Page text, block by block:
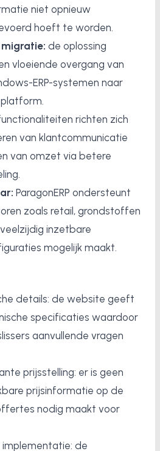
niet opnieuw
hoeft te worden.
de oplossing
vloeiende overgang van
ERP-systemen naar
richten zich
van klantcommunicatie
van omzet via betere
ParagonERP ondersteunt
zoals retail, grondstoffen
inzetbare
mogelijk maakt.
details: de website geeft
specificaties waardoor
aanvullende vragen
prijsstelling: er is geen
prijsinformatie op de
nodig maakt voor
implementatie: de